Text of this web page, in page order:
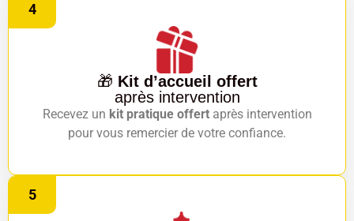
4
🎁 Kit d’accueil offert
après intervention
Recevez un kit pratique offertaprès intervention
pour vous remercier de votre confiance.
5